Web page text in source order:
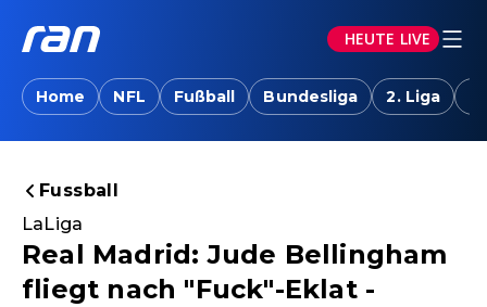
HEUTE LIVE
Home NFL Fußball Bundesliga 2. Liga
Fussball
LaLiga
Real Madrid: Jude Bellingham
fliegt nach "Fuck"-Eklat -